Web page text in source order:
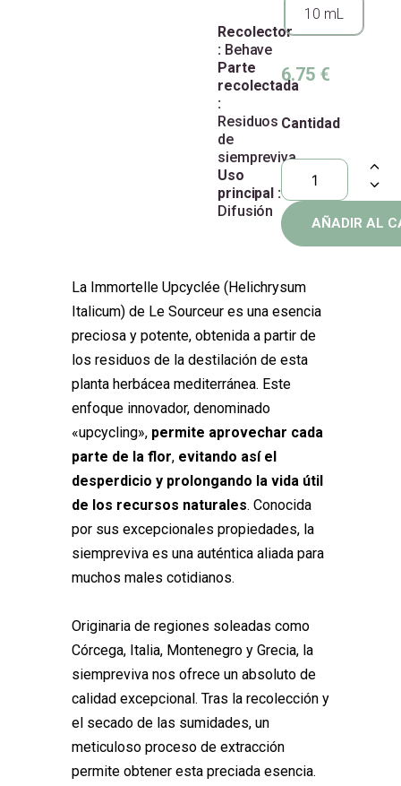
Recolector
: Behave
Parte
recolectada
:
Residuos
de
siempreviva
Uso
principal :
Difusión
10 mL
6.75 €
Cantidad
AÑADIR AL
La Immortelle Upcyclée (Helichrysum
Italicum) de Le Sourceur es una esencia
preciosa y potente, obtenida a partir de
los residuos de la destilación de esta
planta herbácea mediterránea. Este
enfoque innovador, denominado
«upcycling», permite aprovechar cada
parte de la flor, evitando así el
desperdicio y prolongando la vida útil
de los recursos naturales. Conocida
por sus excepcionales propiedades, la
siempreviva es una auténtica aliada para
muchos males cotidianos.
Originaria de regiones soleadas como
Córcega, Italia, Montenegro y Grecia, la
siempreviva nos ofrece un absoluto de
calidad excepcional. Tras la recolección y
el secado de las sumidades, un
meticuloso proceso de extracción
permite obtener esta preciada esencia.